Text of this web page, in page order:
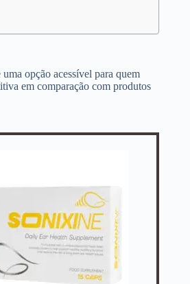
opção acessível para quem
em comparação com produtos